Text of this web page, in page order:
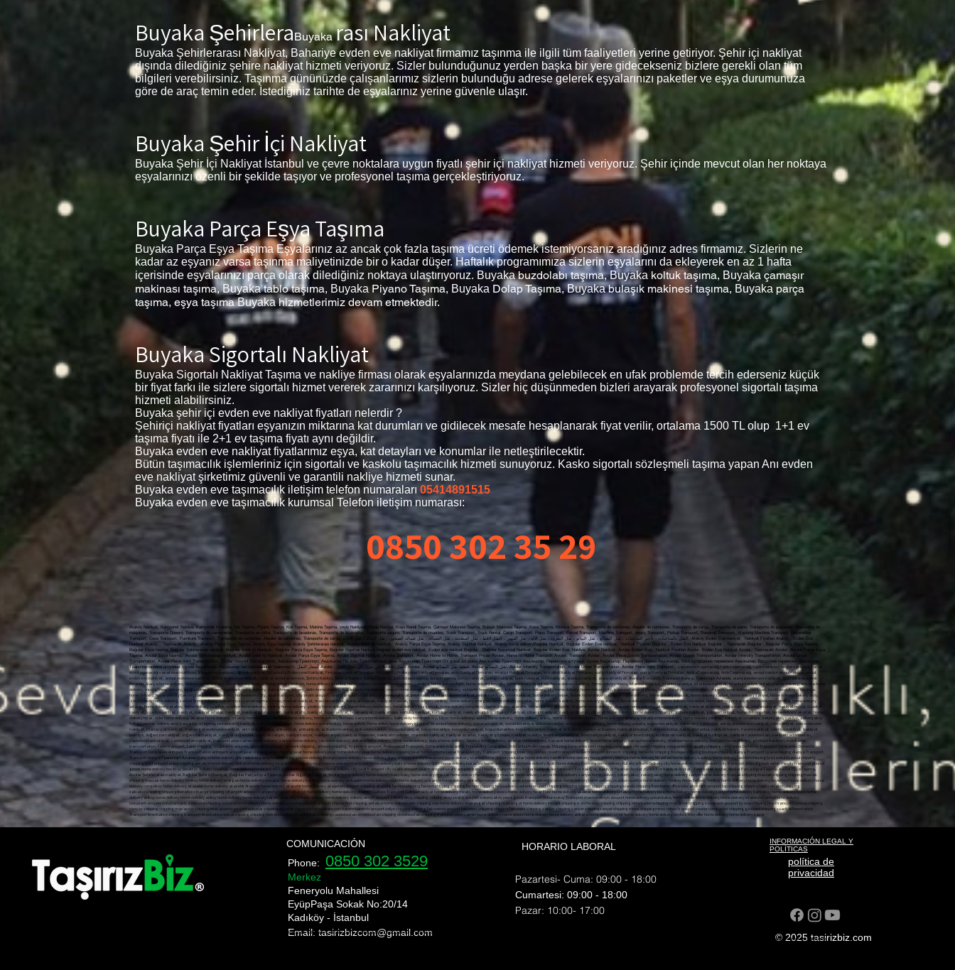
Buyaka ŞehirleraBuyakarası Nakliyat
Buyaka Şehirlerarası Nakliyat, Bahariye evden eve nakliyat firmamız taşınma ile ilgili tüm faaliyetleri yerine getiriyor. Şehir içi nakliyat
dışında dilediğiniz şehire nakliyat hizmeti veriyoruz. Sizler bulunduğunuz yerden başka bir yere gidecekseniz bizlere gerekli olan tüm
bilgileri verebilirsiniz. Taşınma gününüzde çalışanlarımız sizlerin bulunduğu adrese gelerek eşyalarınızı paketler ve eşya durumunuza
göre de araç temin eder. İstediğiniz tarihte de eşyalarınız yerine güvenle ulaşır.
Buyaka Şehir İçi Nakliyat
Buyaka Şehir İçi Nakliyat İstanbul ve çevre noktalara uygun fiyatlı şehir içi nakliyat hizmeti veriyoruz. Şehir içinde mevcut olan her noktaya
eşyalarınızı özenli bir şekilde taşıyor ve profesyonel taşıma gerçekleştiriyoruz.
Buyaka Parça Eşya Taşıma
Buyaka Parça Eşya Taşıma Eşyalarınız az ancak çok fazla taşıma ücreti ödemek istemiyorsanız aradığınız adres firmamız. Sizlerin ne
kadar az eşyanız varsa taşınma maliyetinizde bir o kadar düşer. Haftalık programımıza sizlerin eşyalarını da ekleyerek en az 1 hafta
içerisinde eşyalarınızı parça olarak dilediğiniz noktaya ulaştırıyoruz. Buyakabuzdolabı taşıma,Buyaka koltuk taşıma, Buyaka çamaşır
makinası taşıma,Buyakatablo taşıma, Buyaka Piyano Taşıma, Buyaka Dolap Taşıma,Buyakabulaşık makinesi taşıma, Buyaka parça
taşıma, eşya taşımaBuyakahizmetlerimiz devam etmektedir.
Buyaka Sigortalı Nakliyat
Buyaka Sigortalı Nakliyat Taşıma ve nakliye firması olarak eşyalarınızda meydana gelebilecek en ufak problemde tercih ederseniz küçük
bir fiyat farkı ile sizlere sigortalı hizmet vererek zararınızı karşılıyoruz. Sizler hiç düşünmeden bizleri arayarak profesyonel sigortalı taşıma
hizmeti alabilirsiniz.
Buyaka şehir içi evden eve nakliyat fiyatları nelerdir ?
Şehiriçi nakliyat fiyatları eşyanızın miktarına kat durumları ve gidilecek mesafe hesaplanarak fiyat verilir, ortalama 1500 TL olup 1+1 ev
taşıma fiyatı ile 2+1 ev taşıma fiyatı aynı değildir.
Buyaka evden eve nakliyat fiyatlarımız eşya, kat detayları ve konumlar ile netleştirilecektir.
Bütün taşımacılık işlemleriniz için sigortalı ve kaskolu taşımacılık hizmeti sunuyoruz. Kasko sigortalı sözleşmeli taşıma yapan Anı evden
eve nakliyat şirketimiz güvenli ve garantili nakliye hizmeti sunar.
Buyaka evden eve taşımacılık iletişim telefon numaraları 05414891515
Buyaka evden eve taşımacılık kurumsal Telefon iletişim numarası:
0850 302 35 29
Ataköy Nakliyat, Kamyonet Nakliye, Kamyonet Kiralama, Yük Taşıma, Piyano Taşıma, Koli Taşıma, Makina Taşıma, çeyiz Nakliyesi, Pikap Nakliye, Koşu Bandı Taşıma, Çamaşır Makinesi Taşıma, Bulaşık Makinesi Taşıma ,Kasa Taşıma, Mobilya Taşıma, Transporte de camiones, Alquiler de camiones, Transporte de carga, Transporte de piano, Transporte de paquetes, Transporte de
máquinas, Transporte Dowery, Transporte de camionetas, Transporte en cinta, Transporte de lavadoras, Transporte de lavavajillas, Transporte seguro, Transporte de muebles, Truck Transport, Truck Rental, Cargo Transport, Piano Transport, Parcel Transport, Machine Transport, dowry Transport, Pickup Transport, Treadmill Transport, Washing Machine Transport, Dishwasher
Transport, Case Transport, Furniture Transport, Transporte de camiones, Alquiler de camiones, Transporte de carga, النقل بالشاحنات ، تأجير الشاحنات ، نقل البضائع ، نقل البيانو ، نقل الطرود ، نقل الآلة ، نقل المهور ، النقل لاقط ، نقل المطحنة ، نقل الغسالة ، نقل غسالة الصحون ، نقل الحالة ، نقل الأثاث, Ataköy Evden Eve nakliyat, Nakliyat Fiyatları Ataköy , Evden Eve
Nakliyat Ataköy , Taşımacılık Ataköy , Ataköy Parça Eşya Taşıma, Ataköy Eşya taşıma, Ataköy Şehirlerarası nakliyat, Ataköy Şehir içi Nakliyat, Ataköy Parça Eşya Taşıma, Ataköy Sigortalı Nakliyat, Ataköy home deliveryBağcılar Nakliyat, Bağcılar Evden Eve nakliyat, Nakliyat Fiyatları Bağcılar , Evden Eve Nakliyat Bağcılar , Taşımacılık Bağcılar , Bağcılar Parça Eşya Taşıma,
Bağcılar Eşya taşıma, Bağcılar Şehirlerarası nakliyat, Bağcılar Şehir içi Nakliyat, Bağcılar Parça Eşya Taşıma, Bağcılar Sigortalı Nakliyat,Bağcılar evden eve nakliyat, Evden eve nakliyat Bağcılar , Bağcılar Kurumsal Nakliyat, Bağcılar Evden Eve Nakliye, Avcılar Nakliyat, Avcılar Evden Eve, Nakliyat Fiyatları Avcılar, Evden Eve Nakliyat Avcılar, Taşımacılık Avcılar, Avcılar Parça Eşya
Taşıma, Avcılar Eşya taşıma, Avcılar Şehirlerarası nakliyat, Avcılar Şehir içi Nakliyat, Avcılar Parça Eşya Taşıma, Avcılar Sigortalı Nakliyat, Avcılar Transport, Avcılar Home to Home, Transport Prices Avcılar, Home to Home Transport Avcılar, Transport Avcılar, Avcılar Piece Goods Transportation, Avcılar Goods Transportation, Avcılar Intercity Transportation, Avcılar Urban
Transportation, Avcılar Piece Item Transportation, Avcılar Insured Transportation, Авджылар Транспорт, Авджылар На дом, Транспортные цены Авджылар, Транспорт От дома до дома Авджылар, Транспорт Авджылар, Перевозка штучных грузов Авджылар, Перевозка грузов Авджылар, Междугородние перевозки Авджылар, Городские перевозки Авджылар,
Транспортировка штучных грузов Авджылар, Авджылар застрахованный транспорт,t، أسعار النقل Avcılar، من منزل إلى منزل النقل Avcılar، النقل Avcılar، Avcılar قطعة نقل البضائع، Avcılar نقل البضائع، Avcılar Intercity Transportation، Avcılar Urban Transportation، Avcılar Piece Item Transport،, sanateseri taşımacılığı, tablo taşımacılığı, tablo nakliyesi, heykel nakliyesi, sanat eseritaşımacılığı sanat eseri nakliyesi, sanateseri nakliyesi, Hijyenik nakliyat, İstanbul İçi Profesyonel Nakliyat, Firmaları Nakliyat Firmaları, İstanbul İçi Profesyonel NakliyatFirmaları, en iyi Nakliyat Firmaları, en ucuz Nakliyat Firmaları, en kaliteli Nakliyat Firmaları, yurtiçi Nakliyat Firmaları, yurt içi Nakliyat Firmaları, AntikaTaşımacılığı, AntikTaşımacılığı, armut nakliye armutnakliye, armut evden eve nakliyat, armut evdeneve nakliyat, armut evden evenakliyat, nakliyat armut evden eve, Şehiriçi Nakliye, Şehir içi Nakliye, Nakliye Şehir içi, giysi dolaplı taşıma, dolaplı taşıma, yurtiçi nakliyat, yurt içi nakliyat, butik nakliyat, butiknakliyat, alanya nakliyat, alanyanakliyat, Alanya Transport, Transport Alanya, Транспорт Алании, alanya evden eve nakliyat, Доставка на дом в Алании, Alanya home delivery, bodrum home delivery, home delivery Alanya, home delivery bodrum, home delivery istanbul, home delivery üsküdar, home delivery çamlıca, home delivery fatih, home delivery beyoğlu, home delivery nişantaşı, home delivery kadıköy, home delivery moda, istanbula nakliye, istanbulanakliye, istanbula nakliyat, istanbul nakliye, antalya home delivery, ankara home delivery, mugla home delivery, muğla home delivery, marmaris home delivery, datça home delivery, didim home delivery, kuşadası home delivery, mersin home delivery, aydın home delivery, eskişehir home delivery, kütahya home delivery, city ​​home delivery​​, home delivery city, transportation of goods, within the city transportation, of goods​​home delivery besiktas, ​​besiktas delivery, besiktas home delivery, home delivery taksim, taksim home delivery, homedelivery city, ​​seat transport, city ​​seattransport​​, seat transport​​seattransport, belek nakliyat, beleknakliyat, istanbulbeleknakliyat, bebek nakliyat, bebeknakliyat, home delivery bebek, bebek home delivery, maslak home delivery, home delivery maslak, home delivery sariyer, home delivery sarıyer, home delivery zekeriyaköy, zekeriyakoy home delivery, sariyer home delivery, sanathırsızı, sanattaşıma firması, maslak nakliyat, maslaknakliyat, nakliyatmaslak, nakliyat maslak, home delivery yeniköy, home delivery emirgan, home delivery uskudar, home delivery kadikoy, home delivery acibadem, home delivery kosuyolu home delivery ümraniye, home delivery umraniye, home delivery camlica, home delivery adalar, home delivery atakoy, home delivery suadiye, suadiye home delivery, yeniköy home delivery, yenikoy home delivery, home delivery beylerbeyi, home delivery kuzguncuk, home delivery cengelkoy, home delivery atasehir, home delivery ataşehir, ataşehir home delivery, atasehir home delivery, ataşehirnakliyat, nakliyat ataşehir, moda nakliyat, modanakliyat, nakliyat moda, suadiye nakliyat, suadiyenakliyat, nakliyat, nakliyat adalar, nakliyat, nakliyatadalar evden, nakliyat ofis, nakliyat, tepe nakliyat, tepenakliyat, nakliyattepe, kurtuluş nakliyat, kurtuluşnakliyat, nakliyatkurtuluş, cihangir nakliyat, cihangirnakliyat, nakliyatcihangir, cihangir home delivery, home delivery cihangir, gültepe nakliyat, gültepenakliyat, home delivery etiler, home delivery akatlar, home delivery hisar, etiler home delivery, akatlar home delivery, ortaköy home delivery, fikirtepe home delivery, home delivery fikirtepe, sariyerhome delivery, bahçeköy home delivery, kilyos home delivery, arıköy home delivery, home delivery arıköy, home delivery kireçburnu, home delivery tarabya, tarabya home delivery, home delivery yenikoy, zekeriyaköynakliye, zekeriyaköy nakliye, zekeriyaköy koltuk taşıma, zekeriyaköy parça eşya taşıma, uskumruköy nakliyat, uskumruköynakliye, home delivery uskumrukoy, home deliver, home delive, home delivery istanbul, istambul home delivery, üsküdarnakliyat, üsküdarnakliya, üsküdarnakliye, uskudarhome delivery, home delivery uskuda, koşuyolunakliyat, nakliyatcı, nakliyebul, antalya evden eve nakliyat, side nakliyat, side evden eve nakliyat, manavgat nakliyat, manavgat evden eve nakliyat, anı nakliyat yolda, anınakliyat, aninakliyat, acıbademnakliye, acıbadem nakliye, kosuyolunakliyat, kosuyolunakliye, kosuyolu nakliyat, koşuyolunakliye, koşuyolu nakliye, nakliyat acıbadem, nakliye acıbadem, nakliyat üsküdar, nakliyeüsküdar, nakliyatistanbul, nakliyat harem, harem nakliyat, selimiye nakliyat, nakliyat selimiye, doğancılarnakliyat, doğancılar nakliyat, nakliyat doğancılar, nakliyat sarıyer, nakliye sarıyer, nakliyesarıyer, nakliyat madenler, nakliyatmadenler, madenler nakliyat, nakliyat acarlar, nakliyat göztepe, nakliyat suadiye, fenerbahçe nakliyat, fenerbahçenakliyat, nakliyat fenerbahçe, kızıltoprak nakliyat, nakliyat kızıltoprak, nakliyat caddebostan, nakliyatcaddebostan, caddebostannakliyat, caddebostan nakliyat, transportation carrier home delivery, sariyer home delivery, sile home delivery, ankara home delivery, izmir home delivery, bursa home delivery, beykoz home delivery, acarlar home delivery, kavacık home delivery, levent home delivery, sanayi home delivery, maltepe home delivery, bostancı home delivery, göztepe Nakliyeci, mainframe transportation, table transport, table shipping, sculpture transport, art work transport, artwork shipping, artwork shipping, hygienic transport, Professional Transport, Companies in Istanbul, Forwarding Companies, In Istanbul Professional, Shipping Companies best shipping companies cheapest shipping companies top quality shipping companies Domestic Transport Companies Domestic Transport Companies Antiques Transportation antique transport pear shipping pear shipping pear home delivery pear home delivery pear home delivery shipping pear home to home Local Transport City Transport Shipping Inner City clothes closet transport locker transport domestic shipping domestic shipping boutique shipping boutique shipping Alanya Transport spaceshipping Alanya Transport Transport Alanya Транспорт Алании Alanya home delivery Доставка на дом в Алании Alanya home delivery Bodrum home delivery home delivery Alanya home delivery basement home delivery istanbul home delivery uskudar home delivery camlica home delivery home delivery beyoglu home delivery Nisantasi home delivery kadikoy home delivery fashion shipping to istanbul istanbul shipping shipping to istanbul istanbul shipping antalya home delivery ankara home delivery mugla home delivery mugla home delivery marmaris home delivery datca home delivery didim home delivery kusadasi home delivery mersin home delivery Aydin home delivery Eskisehir home delivery Kütahya Home Delivery city ​​home delivery home delivery city transportation of goods within the city transportation of goods home delivery besiktas besiktas delivery besiktas home delivery home delivery taxi Taksim Home Delivery home delivery city ​​seat transport city ​​seattransport seat transport seattransport baby shipping babyshippingAvcılar Nakliyat, Avcılar Evden Eve nakliyat, Nakliyat Fiyatları Avcılar , Evden Eve Nakliyat Avcılar , Taşımacılık Avcılar, Avcılar Parça Eşya Taşıma, Avcılar Eşya taşıma, Avcılar Şehirlerarası nakliyat, Bağcılar Şehir içi Nakliyat, Bağcılar Parça Eşya Taşıma, Avcılar Sigortalı Nakliyat, Avcılar home delivery home delivery baby baby home delivery maslak home delivery home delivery maslak home delivery sariyer home delivery sariyer home delivery zekeriyakoy zekeriyakoy home delivery sariyer home delivery maslak shipping maslak shipping shippingmaslak shipping maslak home delivery Yenikoy home delivery emirgan home delivery uskudar home delivery kadikoy home delivery acibadem home delivery route home delivery umraniye home delivery umraniye home delivery camlica home delivery islands home delivery home delivery suadiye suadiye home delivery Yenikoy Home Delivery Yenikoy home delivery home delivery beylerbeyi home delivery home delivery cengelkoy home delivery atasehir home delivery atasehir Atasehir home delivery atasehir home delivery ataşehirtransport shipping atasehir fashion shipping fashion shipping shipping fashion shipping to suadiye suadiantransport shipping shipping islands shipping shippingislands shipping from home office relocation hill transport top shipping shippingtepe salvation shipping salvationshipping shippingliberation cihangir shipping cihangirtransport transporterhangir cihangir home delivery home delivery cihangir Gultepe Transport Gultepenakliyat home delivery meats home delivery execs home delivery hisar Etiler home delivery akatlar home delivery Ortakoy Home Delivery Idea Home Delivery home delivery sariyerhome delivery bahcekoy home delivery kiyos home delivery arikoy home delivery home delivery arikoy home delivery home delivery tarabya tarabya home delivery home delivery zekeriyakoytransport zekeriyakoy shipping zekeriyakoy seat transport zekeriyaköy piece goods transport Uskumrukoy Transport mackerelkoytransport home delivery uskumrukoy home deliver home delivery home delivery istanbul istanbul home delivery Uskudartransport Uskudarnakliya Uskudarshipping uskudarhome delivery home delivery uskuda runwaytransport shipper find shipping antalya home delivery side shipping side home delivery manavgat shipping manavgat home delivery instant shipping is on the way shipping shipping bitterbademshipping macaroon shipping kosuwaytransport by wayshipping road transport runwayshipping runway shipping shipping macaroon shipping macaroon transport uskudar shippinguskudar shippingistanbul transport harem harem transport seliye shipping shipping falconerstransport falconers shipping shipping falconers shipping sariyer shipping sariyer shippingsariyer shipping mines shippingmines mines transport courier companies shipping goztepe shipping suadiye Fenerbahce Transport fenerbahce shipping transport fene
COMUNICACIÓN
Phone: 0850 302 3529
Merkez
​Feneryolu Mahallesi
EyüpPaşa Sokak No:20/14
Kadıköy - İstanbul
Email: tasirizbizcom@gmail.com
HORARIO LABORAL
Pazartesi- Cuma: 09:00 - 18:00
​​Cumartesi: 09:00 - 18:00
​Pazar: 10:00- 17:00
INFORMACIÓN LEGAL Y
POLÍTICAS
política de
privacidad
© 2025 tasirizbiz.com
Pnakliyat fulya nakliyat şişli evden eve nakliyat ANI TAŞIMACILIK ani anı home anı kargo anı nakliyat anı shipping bomonti nakliyat bülent nakliyat ekim nakliyat ev taşıma evden eve nakliyat fiyat eve nakliyat fulya nakliye fulya nakliyeci gayretepe nakliyat gayrettepe nakliyat
gültepe makliye mecidiyeköy nakliyat mediciyeköy nakliye moving state nakliyat üsküdar nakliye firmaları esentepe ortaköy nakliyat üsküdar nakliye Şişli evden eve nakliyat şehir içi nakliye şehirler arası nakliyat şişli ev taşıma şişli nakliyat şişli nakliye nakliyat fulya nakliyat sisli house-to-home transport ANI TAŞIMACILIK sudden moment home moment cargo moment transportation